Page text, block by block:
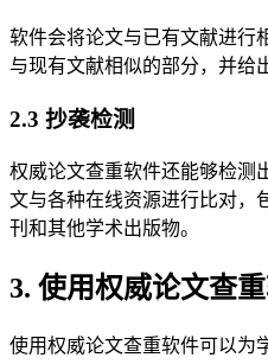
软件会将论文与已有文献进行
与现有文献相似的部分，并给
2.3 抄袭检测
权威论文查重软件还能够检测
文与各种在线资源进行比对，
刊和其他学术出版物。
3. 使用权威论文查
使用权威论文查重软件可以为